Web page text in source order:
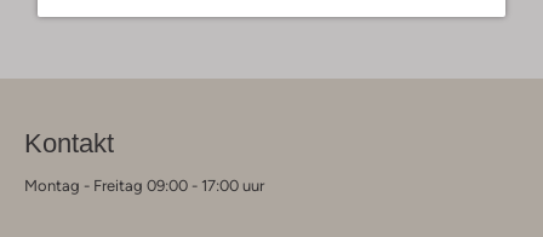
Kontakt
Montag - Freitag 09:00 - 17:00 uur